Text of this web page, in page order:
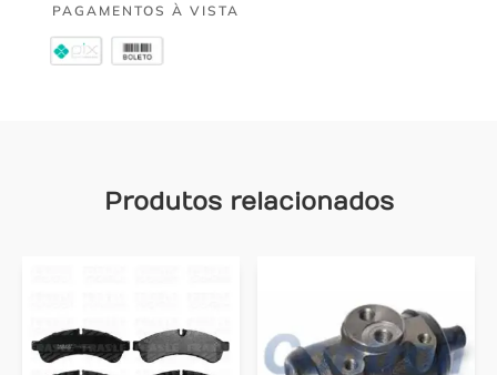
PAGAMENTOS À VISTA
Produtos relacionados